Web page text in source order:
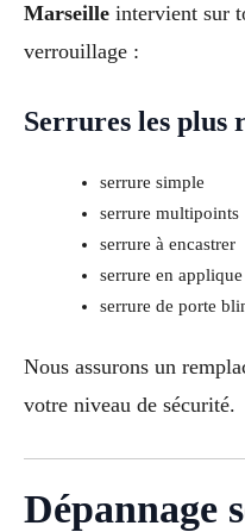
Marseille intervient sur
verrouillage :
Serrures les plus
serrure simple
serrure multipoints
serrure à encastrer
serrure en applique
serrure de porte
Nous assurons un
votre niveau de sécurité.
Dépannage